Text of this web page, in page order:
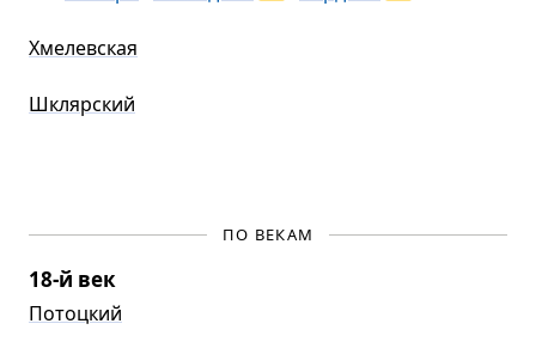
Хмелевская
Шклярский
ПО ВЕКАМ
18-й век
Потоцкий